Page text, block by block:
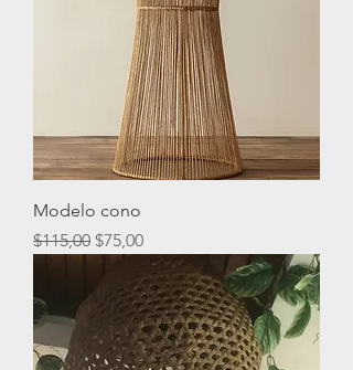
Modelo cono
Precio
$115,00 Precio de oferta
$75,00